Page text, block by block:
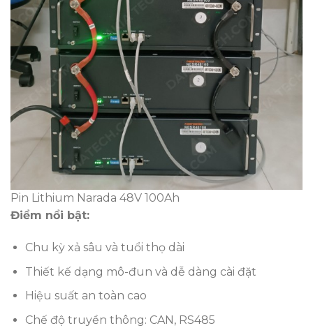
Pin Lithium Narada 48V 100Ah
Điểm nổi bật:
Chu kỳ xả sâu và tuổi thọ dài
Thiết kế dạng mô-đun và dễ dàng cài đặt
Hiệu suất an toàn cao
Chế độ truyền thông: CAN, RS485